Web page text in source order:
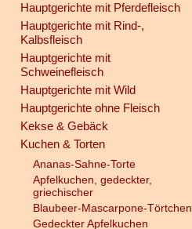
Hauptgerichte mit Pferdefleisch
Hauptgerichte mit Rind-,
Kalbsfleisch
Hauptgerichte mit
Schweinefleisch
Hauptgerichte mit Wild
Hauptgerichte ohne Fleisch
Kekse & Gebäck
Kuchen & Torten
Ananas-Sahne-Torte
Apfelkuchen, gedeckter,
griechischer
Blaubeer-Mascarpone-Törtchen
Gedeckter Apfelkuchen